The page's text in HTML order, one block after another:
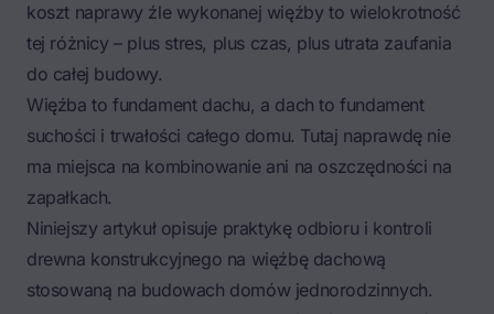
koszt naprawy źle wykonanej więźby to wielokrotność
tej różnicy – plus stres, plus czas, plus utrata zaufania
do całej budowy.
Więźba to fundament dachu, a dach to fundament
suchości i trwałości całego domu. Tutaj naprawdę nie
ma miejsca na kombinowanie ani na oszczędności na
zapałkach.
Niniejszy artykuł opisuje praktykę odbioru i kontroli
drewna konstrukcyjnego na więźbę dachową
stosowaną na budowach domów jednorodzinnych.